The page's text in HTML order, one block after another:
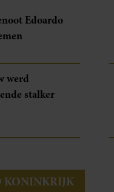
Edoardo
werd
stalker
KONINKRIJK